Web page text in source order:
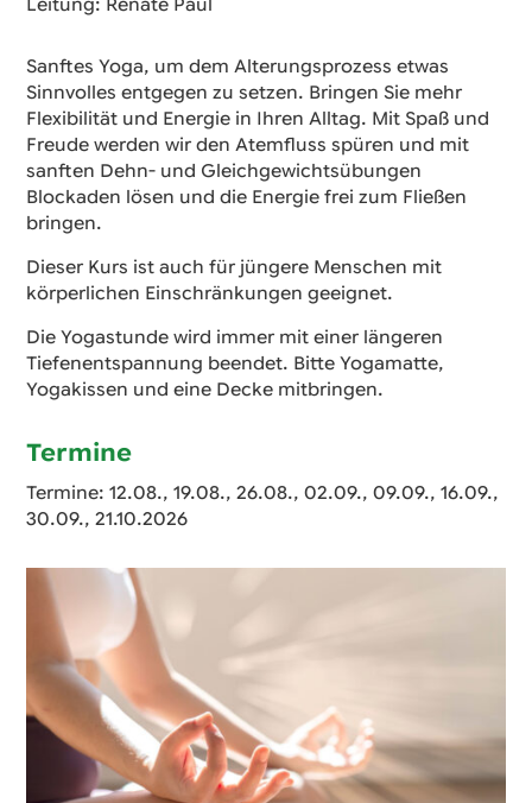
Leitung: Renate Paul
Sanftes Yoga, um dem Alterungsprozess etwas
Sinnvolles entgegen zu setzen. Bringen Sie mehr
Flexibilität und Energie in Ihren Alltag. Mit Spaß und
Freude werden wir den Atemfluss spüren und mit
sanften Dehn- und Gleichgewichtsübungen
Blockaden lösen und die Energie frei zum Fließen
bringen.
Dieser Kurs ist auch für jüngere Menschen mit
körperlichen Einschränkungen geeignet.
Die Yogastunde wird immer mit einer längeren
Tiefenentspannung beendet. Bitte Yogamatte,
Yogakissen und eine Decke mitbringen.
Termine
Termine: 12.08., 19.08., 26.08., 02.09., 09.09., 16.09.,
30.09., 21.10.2026